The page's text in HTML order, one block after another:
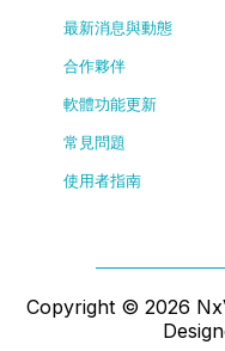
最新消息與動態
合作夥伴
軟體功能更新
常見問題
使用者指南
Copyright © 2026